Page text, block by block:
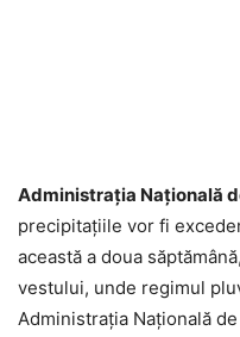
Administrația Națională
precipitațiile vor fi
această a doua
vestului, unde regimul
Administrația Națională